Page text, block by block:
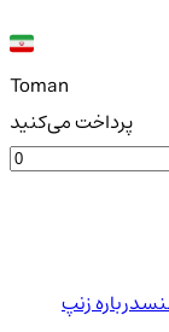
Toman
پرداخت می‌کنید
درباره زنپ